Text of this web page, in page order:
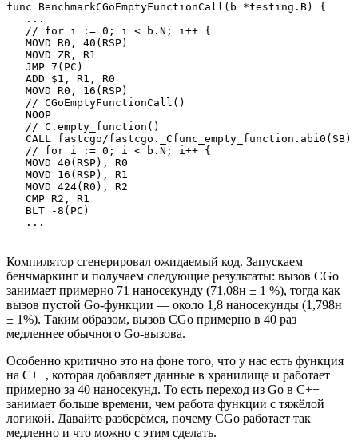
func BenchmarkCGoEmptyFunctionCall(b *testing.B) {
   ...
   // for i := 0; i < b.N; i++ {
   MOVD R0, 40(RSP)
   MOVD ZR, R1
   JMP 7(PC)
   ADD $1, R1, R0
   MOVD R0, 16(RSP)
   // CGoEmptyFunctionCall()
   NOOP
   // C.empty_function()
   CALL fastcgo/fastcgo._Cfunc_empty_function.abi0(SB)
   // for i := 0; i < b.N; i++ {
   MOVD 40(RSP), R0
   MOVD 16(RSP), R1
   MOVD 424(R0), R2
   CMP R2, R1
   BLT -8(PC)
   ...
Компилятор сгенерировал ожидаемый код. Запускаем
бенчмаркинг и получаем следующие результаты: вызов CGo
занимает примерно 71 наносекунду (71,08н ± 1 %), тогда как
вызов пустой Go-функции — около 1,8 наносекунды (1,798н
± 1%). Таким образом, вызов CGo примерно в 40 раз
медленнее обычного Go-вызова.
Особенно критично это на фоне того, что у нас есть функция
на C++, которая добавляет данные в хранилище и работает
примерно за 40 наносекунд. То есть переход из Go в C++
занимает больше времени, чем работа функции с тяжёлой
логикой. Давайте разберёмся, почему CGo работает так
медленно и что можно с этим сделать.